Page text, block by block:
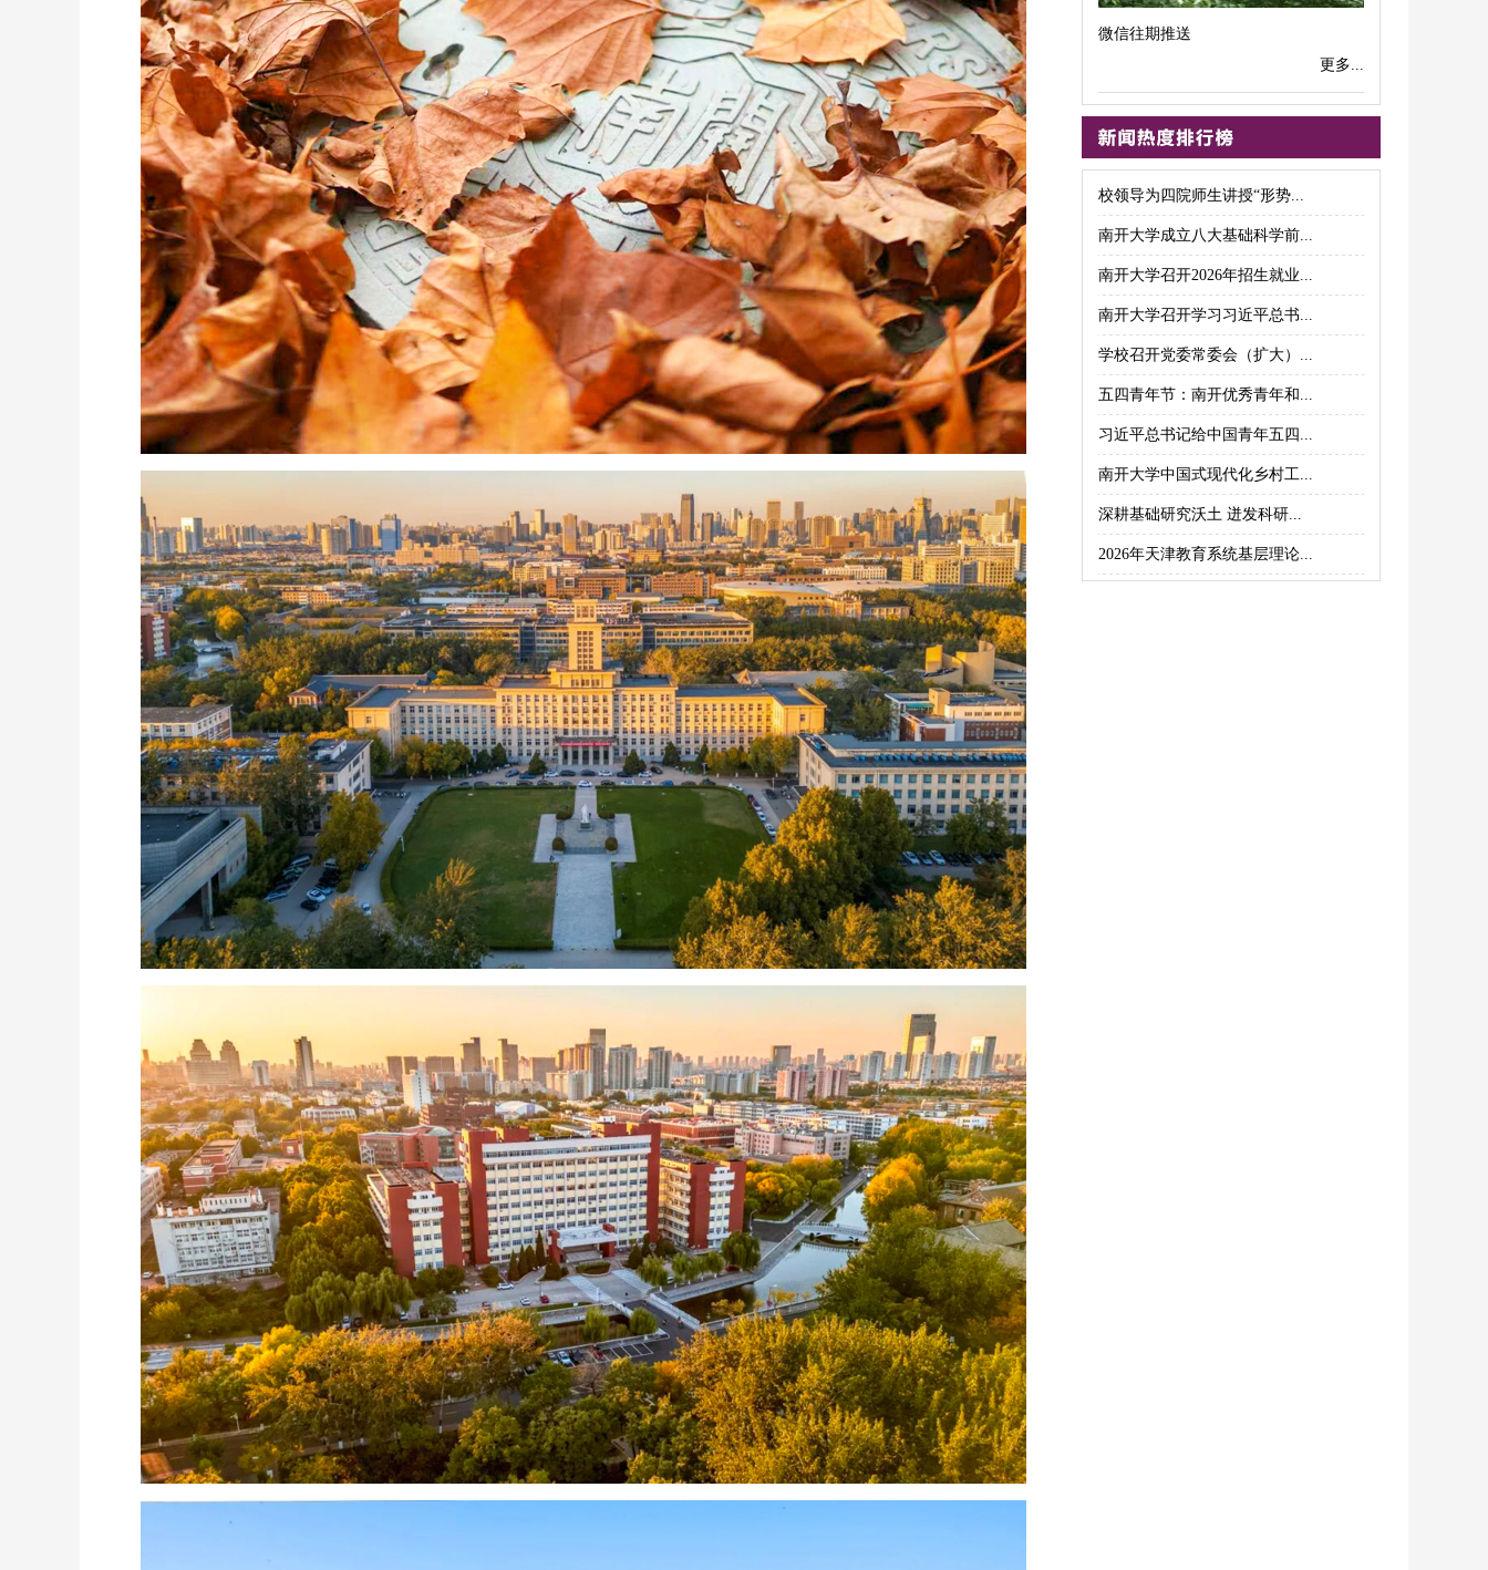
微信往期推送
更多...
校领导为四院师生讲授“形势...
南开大学成立八大基础科学前...
南开大学召开2026年招生就业...
南开大学召开学习习近平总书...
学校召开党委常委会（扩大）...
五四青年节：南开优秀青年和...
习近平总书记给中国青年五四...
南开大学中国式现代化乡村工...
深耕基础研究沃土 迸发科研...
2026年天津教育系统基层理论...